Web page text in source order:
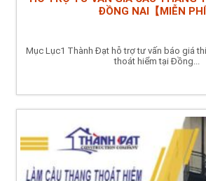
ĐỒNG NAI【MIỄN PHÍ
Mục Lục1 Thành Đạt hỗ trợ tư vấn báo giá
thoát hiểm tại Đồng...